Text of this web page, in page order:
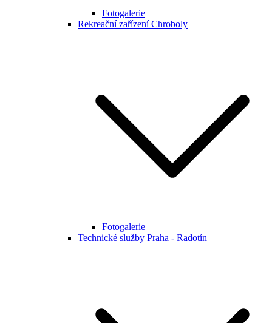
Fotogalerie
Rekreační zařízení Chroboly
Fotogalerie
Technické služby Praha - Radotín